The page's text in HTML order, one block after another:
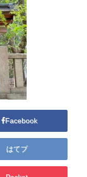
Facebook
はてブ